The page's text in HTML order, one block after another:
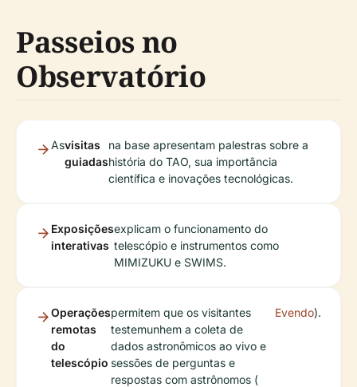
Passeios no
Observatório
Asvisitas
guiadas
na base apresentam palestras sobre a
história do TAO, sua importância
científica e inovações tecnológicas.
Exposições
interativas
explicam o funcionamento do
telescópio e instrumentos como
MIMIZUKU e SWIMS.
Operações
remotas
do
telescópio
permitem que os visitantes
testemunhem a coleta de
dados astronômicos ao vivo e
sessões de perguntas e
respostas com astrônomos (
Evendo).